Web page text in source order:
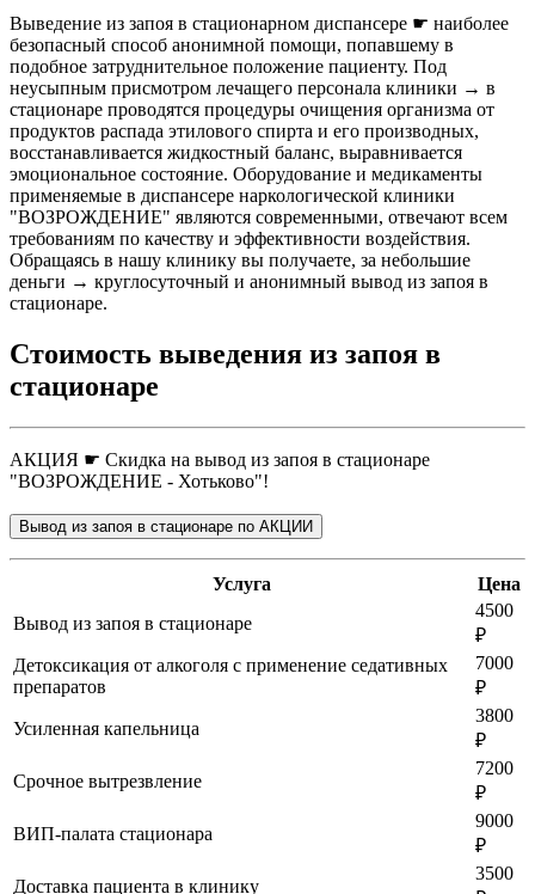
Выведение из запоя в стационарном диспансере ☛ наиболее
безопасный способ анонимной помощи, попавшему в
подобное затруднительное положение пациенту. Под
неусыпным присмотром лечащего персонала клиники → в
стационаре проводятся процедуры очищения организма от
продуктов распада этилового спирта и его производных,
восстанавливается жидкостный баланс, выравнивается
эмоциональное состояние. Оборудование и медикаменты
применяемые в диспансере наркологической клиники
"ВОЗРОЖДЕНИЕ" являются современными, отвечают всем
требованиям по качеству и эффективности воздействия.
Обращаясь в нашу клинику вы получаете, за небольшие
деньги → круглосуточный и анонимный вывод из запоя в
стационаре.
Стоимость выведения из запоя в
стационаре
АКЦИЯ ☛ Скидка на вывод из запоя в стационаре
"ВОЗРОЖДЕНИЕ - Хотьково"!
Вывод из запоя в стационаре по АКЦИИ
Услуга
Цена
Вывод из запоя в стационаре
4500
₽
Детоксикация от алкоголя с применение седативных
препаратов
7000
₽
Усиленная капельница
3800
₽
Срочное вытрезвление
7200
₽
ВИП-палата стационара
9000
₽
Доставка пациента в клинику
3500